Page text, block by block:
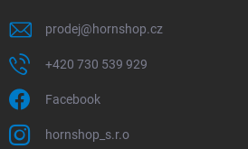
prodej@hornshop.cz
+420 730 539 929
Facebook
hornshop_s.r.o